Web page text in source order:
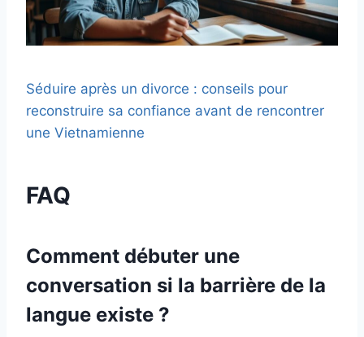
Séduire après un divorce : conseils pour
reconstruire sa confiance avant de rencontrer
une Vietnamienne
FAQ
Comment débuter une
conversation si la barrière de la
langue existe ?